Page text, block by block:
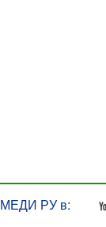
МЕДИ РУ в: